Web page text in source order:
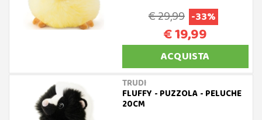
€ 29,99 -33%
€ 19,99
ACQUISTA
TRUDI
FLUFFY - PUZZOLA - PELUCHE
20CM